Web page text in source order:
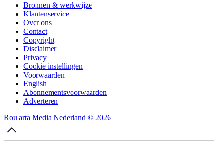
Bronnen & werkwijze
Klantenservice
Over ons
Contact
Copyright
Disclaimer
Privacy
Cookie instellingen
Voorwaarden
English
Abonnementsvoorwaarden
Adverteren
Roularta Media Nederland © 2026